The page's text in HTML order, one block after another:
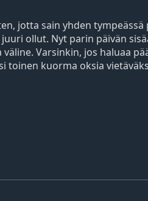
jotta sain yhden
ollut. Nyt parin päivän
Varsinkin, jos haluaa
toinen kuorma oksia